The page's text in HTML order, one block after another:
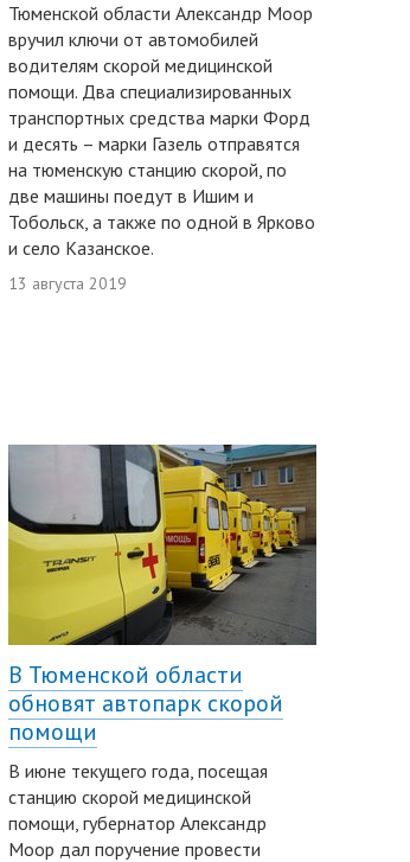
Тюменской области Александр Моор
вручил ключи от автомобилей
водителям скорой медицинской
помощи. Два специализированных
транспортных средства марки Форд
и десять – марки Газель отправятся
на тюменскую станцию скорой, по
две машины поедут в Ишим и
Тобольск, а также по одной в Ярково
и село Казанское.
13 августа 2019
В Тюменской области
обновят автопарк скорой
помощи
В июне текущего года, посещая
станцию скорой медицинской
помощи, губернатор Александр
Моор дал поручение провести